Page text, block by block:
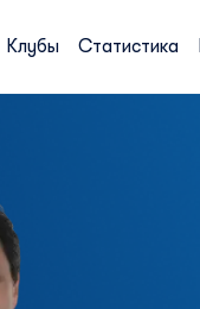
Клубы Статистика